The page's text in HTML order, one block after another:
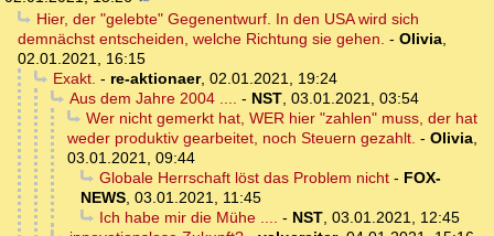
Hier, der "gelebte" Gegenentwurf. In den USA wird sich
demnächst entscheiden, welche Richtung sie gehen. - Olivia,
02.01.2021, 16:15
Exakt. - re-aktionaer, 02.01.2021, 19:24
Aus dem Jahre 2004 .... - NST, 03.01.2021, 03:54
Wer nicht gemerkt hat, WER hier "zahlen" muss, der hat
weder produktiv gearbeitet, noch Steuern gezahlt. - Olivia,
03.01.2021, 09:44
Globale Herrschaft löst das Problem nicht- FOX-
NEWS, 03.01.2021, 11:45
Ich habe mir die Mühe .... - NST, 03.01.2021, 12:45